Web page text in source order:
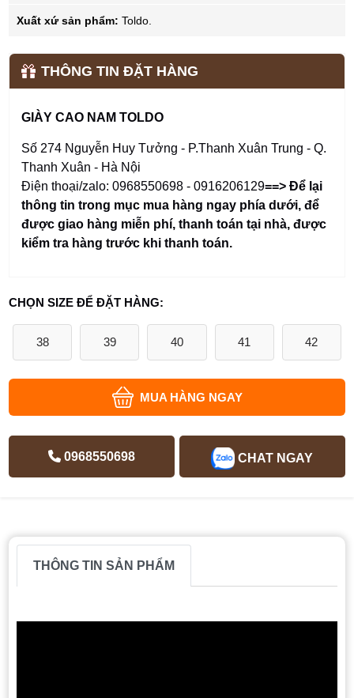
Xuất xứ sản phẩm: Toldo.
THÔNG TIN ĐẶT HÀNG
GIÀY CAO NAM TOLDO
Số 274 Nguyễn Huy Tưởng - P.Thanh Xuân Trung - Q.
Thanh Xuân - Hà Nội
Điện thoại/zalo: 0968550698 - 0916206129==> Để lại
thông tin trong mục mua hàng ngay phía dưới,để
được giao hàng miễn phí, thanh toán tại nhà, được
kiểm tra hàng trước khi thanh toán.
CHỌN SIZE ĐỂ ĐẶT HÀNG:
38 39 40 41 42
MUA HÀNG NGAY
0968550698 CHAT NGAY
THÔNG TIN SẢN PHẨM